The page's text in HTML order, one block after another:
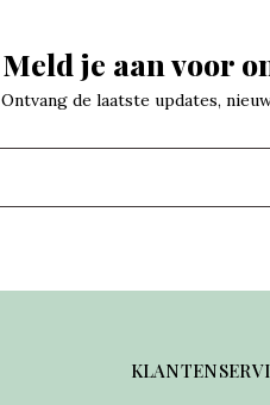
Meld je aan voor
Ontvang de laatste updates,